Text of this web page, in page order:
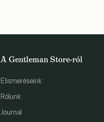
A Gentleman Store-ról
Elismeréseink
Rólunk
Journal